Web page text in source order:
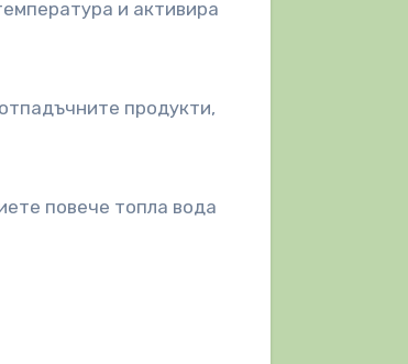
и активира
продукти,
повече топла вода